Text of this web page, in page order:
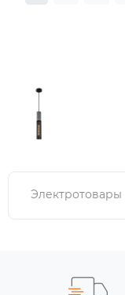
Электротовары